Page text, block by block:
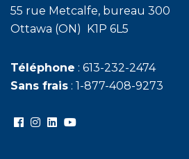
55 rue Metcalfe, bureau 300
Ottawa (ON) K1P 6L5
Téléphone : 613-232-2474
Sans frais : 1-877-408-9273